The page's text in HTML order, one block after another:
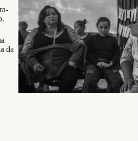
da